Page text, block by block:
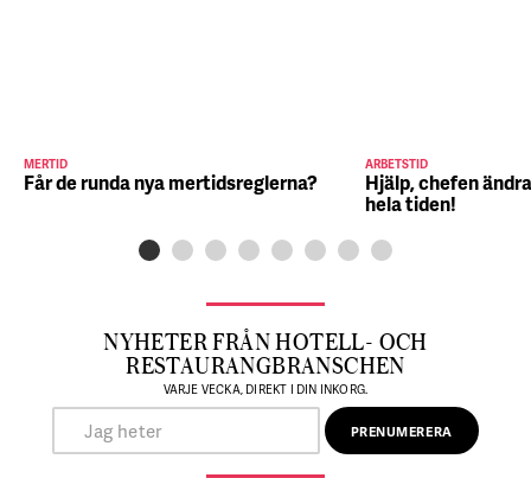
MERTID
Får de runda nya mertidsreglerna?
ARBETSTID
Hjälp, chefen
hela tiden!
NYHETER FRÅN HOTELL- OCH
RESTAURANGBRANSCHEN
VARJE VECKA, DIREKT I DIN INKORG.